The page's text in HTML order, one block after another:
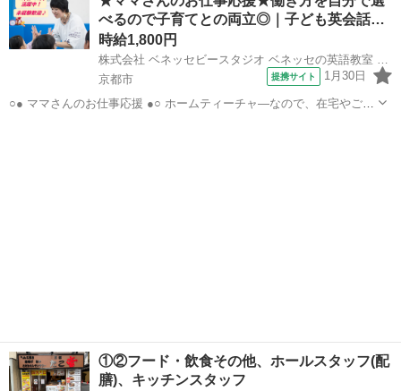
可能です。 ○● 未経験からの「英語の先生」デビューも大歓迎 ●○ ・開
校以降は教室運営...べるので子育てとの両立◎｜子ども英会話…
時給1,800円
京都市
提携サイト 1月30日
○● ママさんのお仕事応援 ●○ ホームティーチャ—なので、在宅やご自
①②フード・飲食その他、ホールスタッフ(配
膳)、キッチンスタッフ